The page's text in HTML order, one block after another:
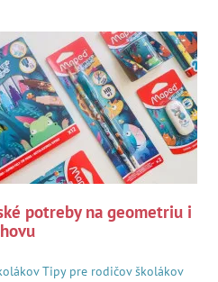
potreby na geometriu i
Tipy pre rodičov školákov